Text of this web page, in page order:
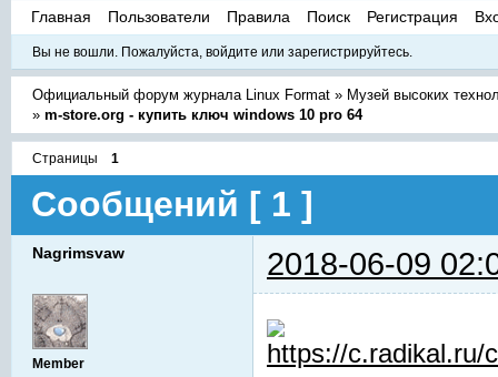
Главная Пользователи Правила Поиск Регистрация
Вы не вошли. Пожалуйста, войдите или зарегистрируйтесь.
Официальный форум журнала Linux Format » Музей высоких
»m-store.org - купить ключ windows 10 pro 64
Страницы 1
Сообщений [ 1 ]
Nagrimsvaw 2018-06-09
Member